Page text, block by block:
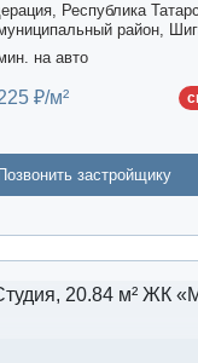
Республика
район,
жилой комплекс
на авто
₽/м²
Позвонить застройщику